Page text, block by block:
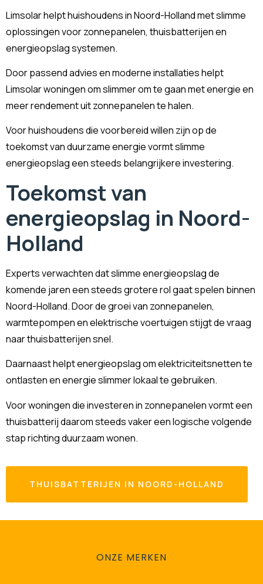
Limsolar helpt huishoudens in Noord-Holland met slimme
oplossingen voor zonnepanelen, thuisbatterijen en
energieopslag systemen.
Door passend advies en moderne installaties helpt
Limsolar woningen om slimmer om te gaan met energie en
meer rendement uit zonnepanelen te halen.
Voor huishoudens die voorbereid willen zijn op de
toekomst van duurzame energie vormt slimme
energieopslag een steeds belangrijkere investering.
Toekomst van
energieopslag in Noord-
Holland
Experts verwachten dat slimme energieopslag de
komende jaren een steeds grotere rol gaat spelen binnen
Noord-Holland. Door de groei van zonnepanelen,
warmtepompen en elektrische voertuigen stijgt de vraag
naar thuisbatterijen snel.
Daarnaast helpt energieopslag om elektriciteitsnetten te
ontlasten en energie slimmer lokaal te gebruiken.
Voor woningen die investeren in zonnepanelen vormt een
thuisbatterij daarom steeds vaker een logische volgende
stap richting duurzaam wonen.
THUISBATTERIJEN IN NOORD-HOLLAND
ONZE MERKEN